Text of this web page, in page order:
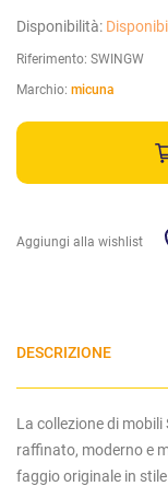
Disponibilità:
Riferimento: SWINGW
Marchio: micuna
Aggiungi alla wishlist
DESCRIZIONE
La collezione di
raffinato, moderno e
faggio originale in